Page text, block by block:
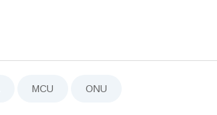
MCU ONU